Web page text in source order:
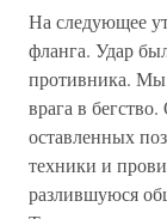
На следующее
фланга. Удар
противника. Мы
врага в
оставленных
техники и
разлившуюся